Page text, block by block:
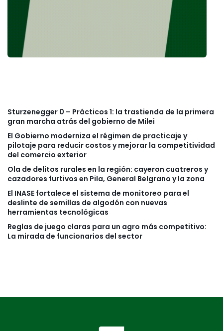
Sturzenegger 0 – Prácticos 1: la trastienda de la primera
gran marcha atrás del gobierno de Milei
El Gobierno moderniza el régimen de practicaje y
pilotaje para reducir costos y mejorar la competitividad
del comercio exterior
Ola de delitos rurales en la región: cayeron cuatreros y
cazadores furtivos en Pila, General Belgrano y la zona
El INASE fortalece el sistema de monitoreo para el
deslinte de semillas de algodón con nuevas
herramientas tecnológicas
Reglas de juego claras para un agro más competitivo:
La mirada de funcionarios del sector